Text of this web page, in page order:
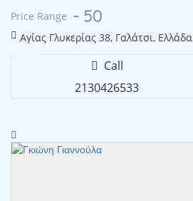
Price Range - 50
Αγίας Γλυκερίας 38, Γαλάτσι, Ελλάδα
Call
2130426533